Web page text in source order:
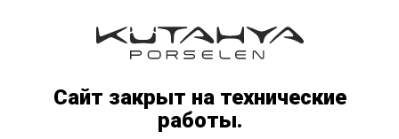
Сайт закрыт на технические
работы.